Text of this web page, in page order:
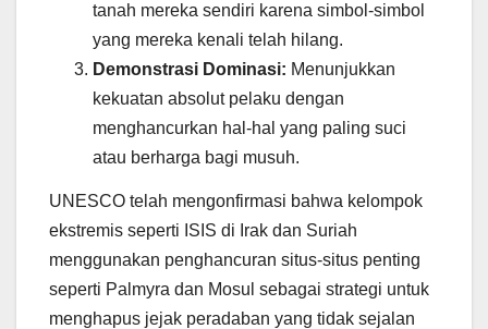
tanah mereka sendiri karena simbol-simbol
yang mereka kenali telah hilang.
Demonstrasi Dominasi: Menunjukkan
kekuatan absolut pelaku dengan
menghancurkan hal-hal yang paling suci
atau berharga bagi musuh.
UNESCO telah mengonfirmasi bahwa kelompok
ekstremis seperti ISIS di Irak dan Suriah
menggunakan penghancuran situs-situs penting
seperti Palmyra dan Mosul sebagai strategi untuk
menghapus jejak peradaban yang tidak sejalan